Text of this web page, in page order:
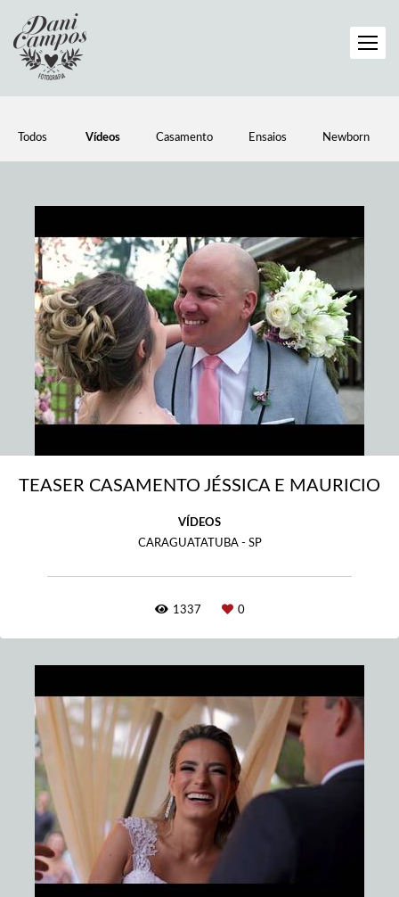
Todos Vídeos Casamento Ensaios Newborn
TEASER CASAMENTO JÉSSICA E MAURICIO
VÍDEOS
CARAGUATATUBA - SP
1337 0